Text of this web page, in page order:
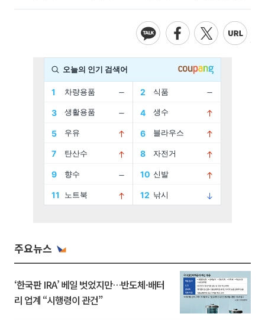
주요뉴스
‘한국판 IRA’ 베일 벗었지만…반도체·배터
리 업계 “시행령이 관건”